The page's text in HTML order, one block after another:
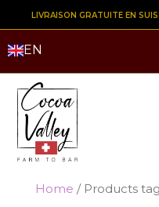
LIVRAISON GRATUITE EN
EN
Home / Products